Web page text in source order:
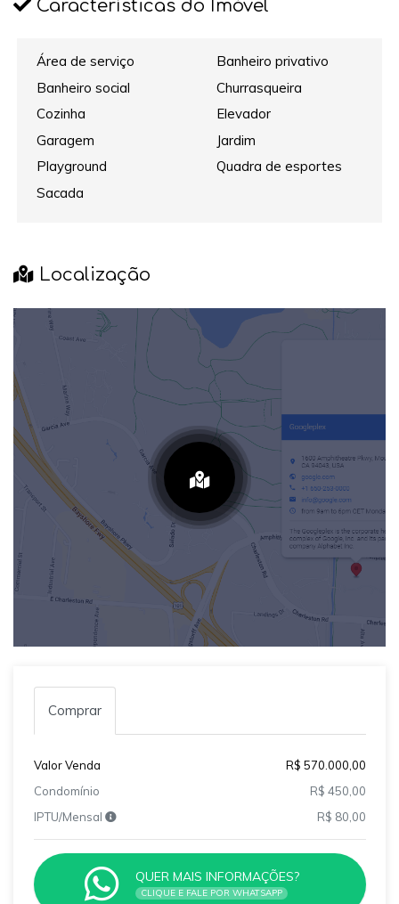
Características do Imóvel
Área de serviço
Banheiro privativo
Banheiro social
Churrasqueira
Cozinha
Elevador
Garagem
Jardim
Playground
Quadra de esportes
Sacada
Localização
Comprar
Valor Venda
R$ 570.000,00
Condomínio
R$ 450,00
IPTU/Mensal
R$ 80,00
QUER MAIS INFORMAÇÕES?
CLIQUE E FALE POR WHATSAPP